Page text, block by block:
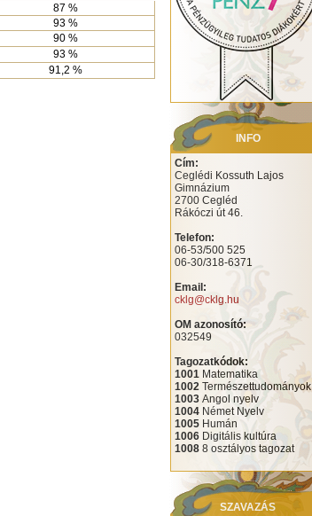
87 %
93 %
90 %
93 %
91,2 %
INFO
Cím:
Ceglédi Kossuth Lajos
Gimnázium
2700 Cegléd
Rákóczi út 46.
Telefon:
06-53/500 525
06-30/318-6371
Email:
cklg@cklg.hu
OM azonosító:
032549
Tagozatkódok:
1001 Matematika
1002 Természettudományok
1003 Angol nyelv
1004 Német Nyelv
1005 Humán
1006 Digitális kultúra
1008 8 osztályos tagozat
SZAVAZÁS